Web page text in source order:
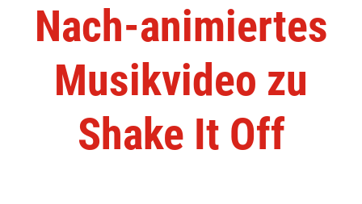
Nach-animiertes
Musikvideo zu
Shake It Off